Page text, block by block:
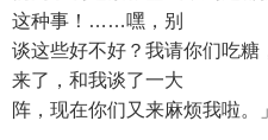
这种事！……嘿，别
谈这些好不好？我请你们吃
来了，和我谈了一大
阵，现在你们又来麻烦我啦。」